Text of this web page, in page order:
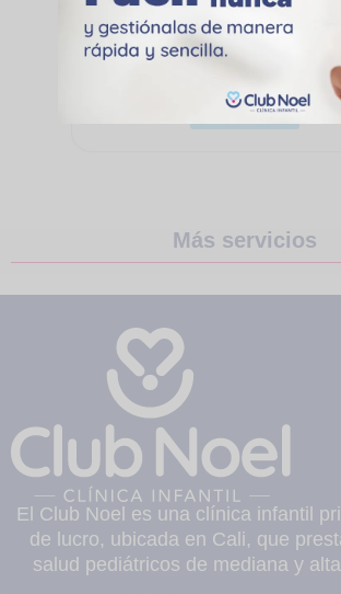
María Victoria
Perdomo
Fisioterapeuta
Ver más
Más servicios
El Club Noel es una clínica infantil
de lucro, ubicada en Cali, que
salud pediátricos de mediana y